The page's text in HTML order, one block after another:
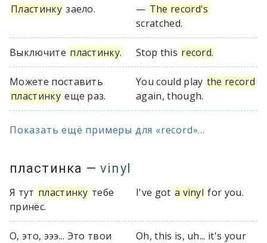
Пластинку заело. — The record's
scratched.
Выключите пластинку. Stop this record.
Можете поставить
пластинку еще раз.
You could play the record
again, though.
Показать ещё примеры для «record»...
пластинка —vinyl
Я тут пластинку тебе
принёс.
I've got a vinyl for you.
О, это, эээ... Это твои
Oh, this is, uh... it's your